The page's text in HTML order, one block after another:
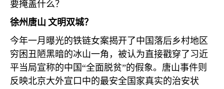
要掩盖什么？
徐州唐山 文明双城？
今年一月曝光的铁链女案揭开了中国落后乡村地区
穷困丑陋黑暗的冰山一角，被认为直接戳穿了习近
平当局宣称的中国“全面脱贫”的假象。唐山事件则
反映北京大外宣口中的最安全国家真实的治安状